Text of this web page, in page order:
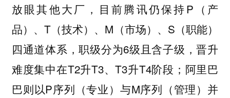
放眼其他大厂，目前腾讯仍保持P（产
品）、T（技术）、M（市场）、S（职能）
四通道体系，职级分为6级且含子级，晋升
难度集中在T2升T3、T3升T4阶段；阿里巴
巴则以P序列（专业）与M序列（管理）并